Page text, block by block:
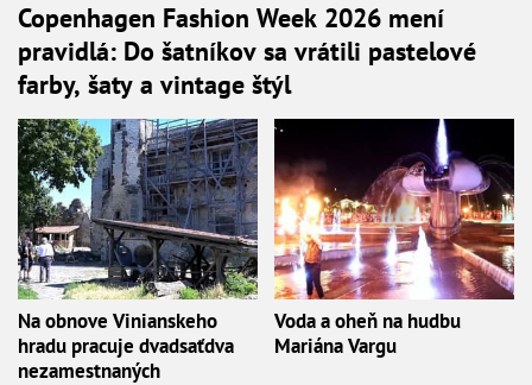
Copenhagen Fashion Week 2026 mení
pravidlá: Do šatníkov sa vrátili pastelové
farby, šaty a vintage štýl
Na obnove Vinianskeho
hradu pracuje dvadsaťdva
nezamestnaných
Voda a oheň na hudbu
Mariána Vargu